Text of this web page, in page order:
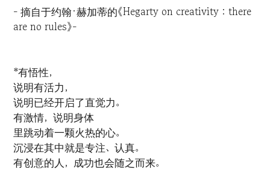
- 摘自于约翰·赫加蒂的《Hegarty on creativity : there
are no rules》-
*有悟性，
说明有活力，
说明已经开启了直觉力。
有激情，说明身体
里跳动着一颗火热的心。
沉浸在其中就是专注、认真。
有创意的人，成功也会随之而来。